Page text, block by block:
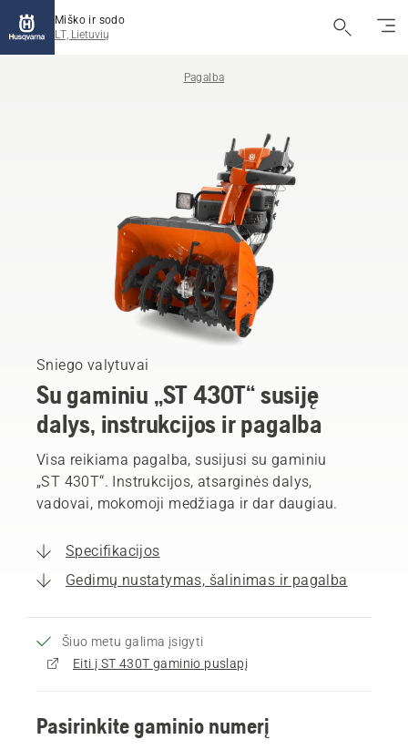
Miško ir sodo
LT, Lietuvių
Pagalba
Sniego valytuvai
Su gaminiu „ST 430T“ susiję
dalys, instrukcijos ir pagalba
Visa reikiama pagalba, susijusi su gaminiu
„ST 430T“. Instrukcijos, atsarginės dalys,
vadovai, mokomoji medžiaga ir dar daugiau.
Specifikacijos
Gedimų nustatymas, šalinimas ir pagalba
Šiuo metu galima įsigyti
Eiti į ST 430T gaminio puslapį
Pasirinkite gaminio numerį